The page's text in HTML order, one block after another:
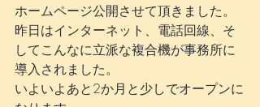
ホームページ公開させて頂きました。
昨日はインターネット、電話回線、そ
してこんなに立派な複合機が事務所に
導入されました。
いよいよあと2か月と少しでオープンに